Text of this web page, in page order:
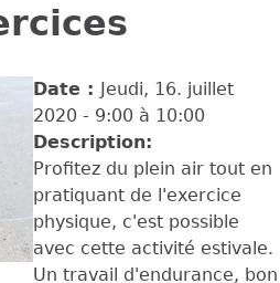
Date : Jeudi, 16. juillet
2020 - 9:00 à 10:00
Description:
Profitez du plein air tout en
pratiquant de l'exercice
physique, c'est possible
avec cette activité estivale.
Un travail d'endurance, bon